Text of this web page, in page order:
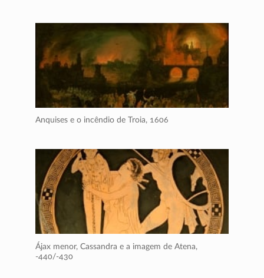
Anquises e o incêndio de Troia, 1606
Ájax menor, Cassandra e a imagem de Atena,
-440/-430